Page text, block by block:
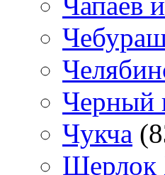
Черный
Чукча
Шерлок